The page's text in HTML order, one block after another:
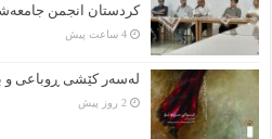
کردستان انجمن
4 ساعت پیش
لەسەر کێشی ڕوباعی و
2 روز پیش